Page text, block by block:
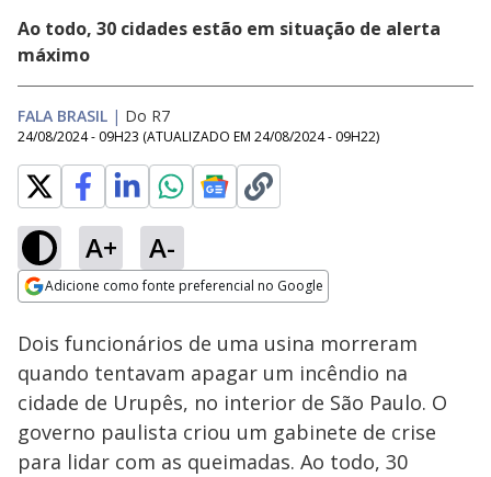
Ao todo, 30 cidades estão em situação de alerta
máximo
FALA BRASIL | Do R7
24/08/2024 - 09H23 (ATUALIZADO EM 24/08/2024 - 09H22)
A+ A-
Adicione como fonte preferencial no Google
Ativar
Loaded:
52.99%
Dois funcionários de uma usina morreram
quando tentavam apagar um incêndio na
cidade de Urupês, no interior de São Paulo. O
governo paulista criou um gabinete de crise
para lidar com as queimadas. Ao todo, 30